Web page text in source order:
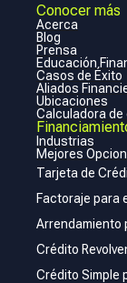
Conocer más
Acerca
Blog
Prensa
Educación
Casos de Éxito
Aliados
Ubicaciones
Calculadora de
Industrias
Mejores
Tarjeta de
Factoraje para
Arrendamiento
Crédito
Crédito Simple